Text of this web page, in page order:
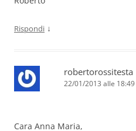
Rispondi ↓
robertorossitesta
22/01/2013 alle 18:49
Cara Anna Maria,